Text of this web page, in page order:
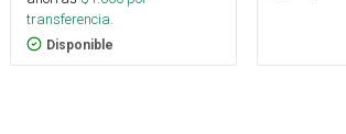
transferencia.
Disponible